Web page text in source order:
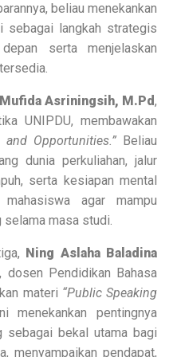
beliau menekankan
sebagai langkah strategis
serta menjelaskan
Asriningsih, M.Pd,
UNIPDU, membawakan
and Opportunities.” Beliau
dunia perkuliahan, jalur
serta kesiapan mental
agar mampu
masa studi.
Ning Aslaha Baladina
, dosen Pendidikan Bahasa
materi “Public Speaking
menekankan pentingnya
sebagai bekal utama bagi
menyampaikan pendapat,